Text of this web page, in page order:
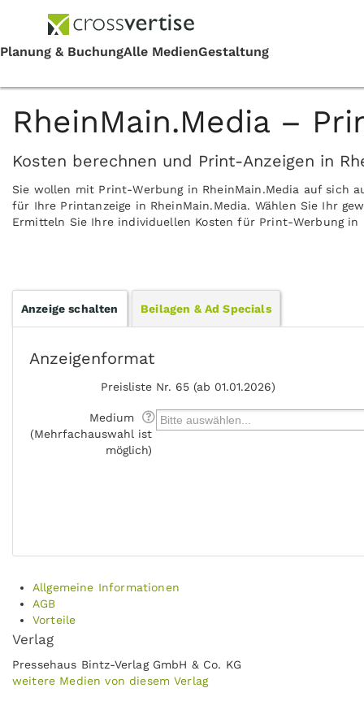
RheinMain.Media –
Kosten berechnen und Print-Anzeigen in
Sie wollen mit Print-Werbung in RheinMain.Media auf sich
für Ihre Printanzeige in RheinMain.Media. Wählen Sie Ihr
Ermitteln Sie Ihre individuellen Kosten für Print-Werbung
Anzeige schalten Beilagen & Ad Specials
Anzeigenformat
Preisliste Nr. 65 (ab 01.01.2026)
Medium
(Mehrfachauswahl ist
möglich)
Allgemeine Informationen
AGB
Vorteile
Verlag
Pressehaus Bintz-Verlag GmbH & Co. KG
weitere Medien von diesem Verlag